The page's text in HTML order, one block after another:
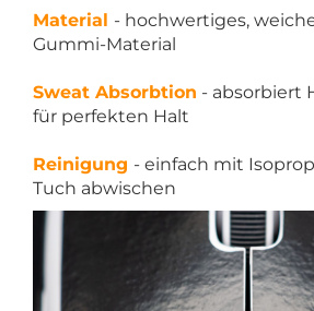
Material - hochwertiges,
Gummi-Material
Sweat Absorbtion - absorbiert
für perfekten Halt
Reinigung - einfach mit
Tuch abwischen